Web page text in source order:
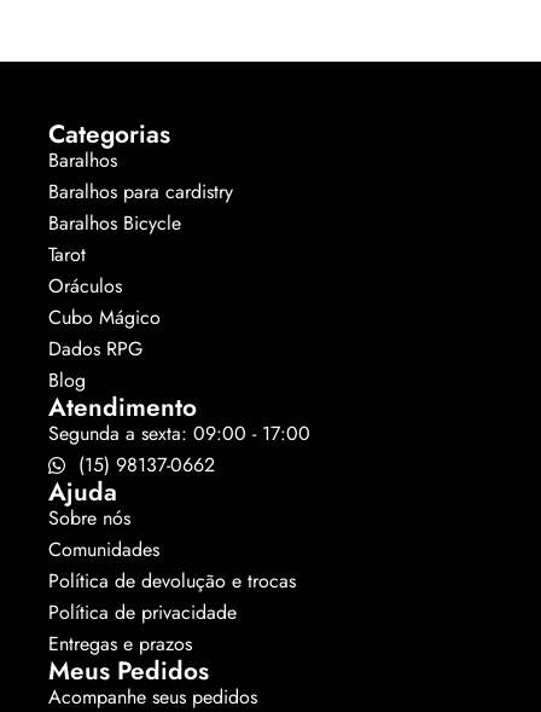
Categorias
Baralhos
Baralhos para cardistry
Baralhos Bicycle
Tarot
Oráculos
Cubo Mágico
Dados RPG
Blog
Atendimento
Segunda a sexta: 09:00 - 17:00
(15) 98137-0662
Ajuda
Sobre nós
Comunidades
Política de devolução e trocas
Política de privacidade
Entregas e prazos
Meus Pedidos
Acompanhe seus pedidos